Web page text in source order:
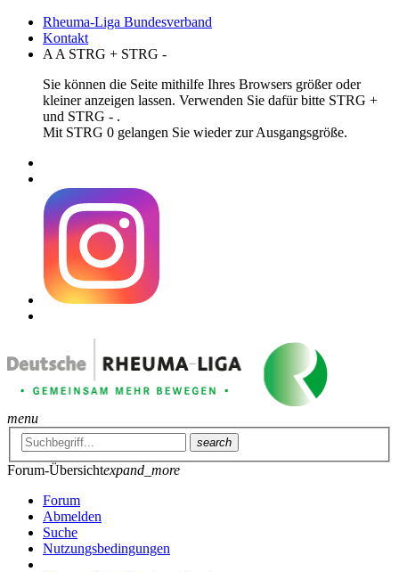
Rheuma-Liga Bundesverband
Kontakt
A A STRG + STRG -
Sie können die Seite mithilfe Ihres Browsers größer oder
kleiner anzeigen lassen. Verwenden Sie dafür bitte STRG +
und STRG - .
Mit STRG 0 gelangen Sie wieder zur Ausgangsgröße.
menu
search
Forum-Übersichtexpand_more
Forum
Abmelden
Suche
Nutzungsbedingungen